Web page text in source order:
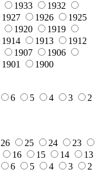
1933
1932
1927 1926
1925
1920
1919
1914 1913
1912
1907
1906
1901 1900
6 5 4 3
2
26 25 24
23
16 15 14
13
6 5 4 3
2